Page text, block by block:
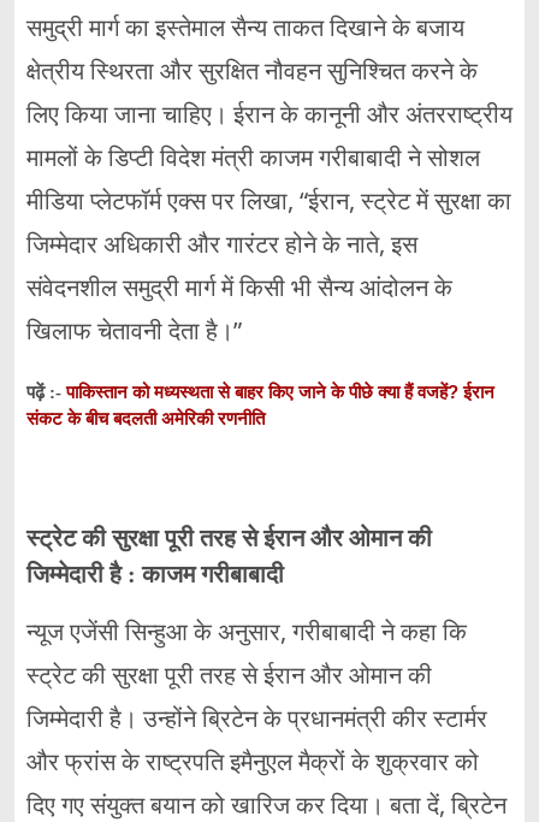
समुद्री मार्ग का इस्तेमाल सैन्य ताकत दिखाने के बजाय
क्षेत्रीय स्थिरता और सुरक्षित नौवहन सुनिश्चित करने के
लिए किया जाना चाहिए। ईरान के कानूनी और अंतरराष्ट्रीय
मामलों के डिप्टी विदेश मंत्री काजम गरीबाबादी ने सोशल
मीडिया प्लेटफॉर्म एक्स पर लिखा, “ईरान, स्ट्रेट में सुरक्षा का
जिम्मेदार अधिकारी और गारंटर होने के नाते, इस
संवेदनशील समुद्री मार्ग में किसी भी सैन्य आंदोलन के
खिलाफ चेतावनी देता है।”
पढ़ें :-पाकिस्तान को मध्यस्थता से बाहर किए जाने के पीछे क्या हैं वजहें? ईरान
संकट के बीच बदलती अमेरिकी रणनीति
स्ट्रेट की सुरक्षा पूरी तरह से ईरान और ओमान की
जिम्मेदारी है : काजम गरीबाबादी
न्यूज एजेंसी सिन्हुआ के अनुसार, गरीबाबादी ने कहा कि
स्ट्रेट की सुरक्षा पूरी तरह से ईरान और ओमान की
जिम्मेदारी है। उन्होंने ब्रिटेन के प्रधानमंत्री कीर स्टार्मर
और फ्रांस के राष्ट्रपति इमैनुएल मैक्रों के शुक्रवार को
दिए गए संयुक्त बयान को खारिज कर दिया। बता दें, ब्रिटेन